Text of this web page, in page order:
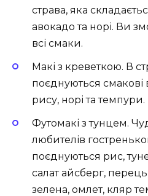
страва, яка
авокадо та норі. Ви
всі смаки.
Макі з креветкою. В
поєднуються смакові
рису, норі та темпури.
Футомакі з тунцем.
любителів
поєднуються рис,
салат айсберг,
зелена, омлет, кляр